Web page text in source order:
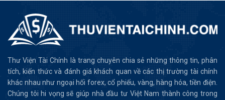
Thư Viện Tài Chính là trang chuyên chia sẻ những thông tin, phân
tích, kiến thức và đánh giá khách quan về các thị trường tài chính
khác nhau như ngoại hối forex, cổ phiếu, vàng, hàng hóa, tiền điện.
Chúng tôi hi vọng sẽ giúp nhà đầu tư Việt Nam thành công trong